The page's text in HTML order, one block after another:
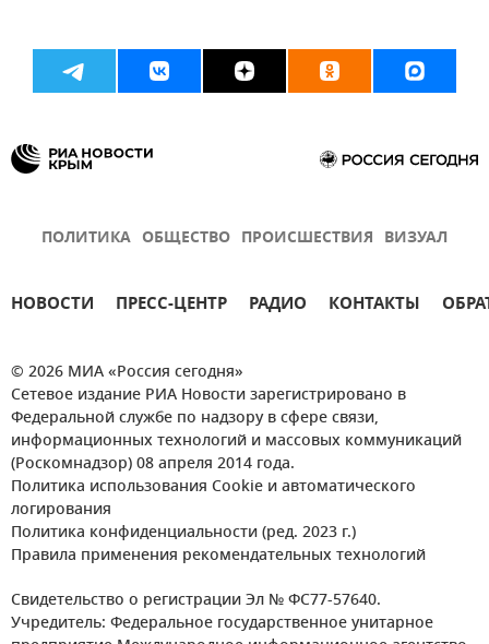
ПОЛИТИКА ОБЩЕСТВО ПРОИСШЕСТВИЯ ВИЗУАЛ
НОВОСТИ ПРЕСС-ЦЕНТР РАДИО КОНТАКТЫ
© 2026 МИА «Россия сегодня»
Сетевое издание РИА Новости зарегистрировано в
Федеральной службе по надзору в сфере связи,
информационных технологий и массовых коммуникаций
(Роскомнадзор) 08 апреля 2014 года.
Политика использования Cookie и автоматического
логирования
Политика конфиденциальности (ред. 2023 г.)
Правила применения рекомендательных технологий
Свидетельство о регистрации Эл № ФС77-57640.
Учредитель: Федеральное государственное унитарное